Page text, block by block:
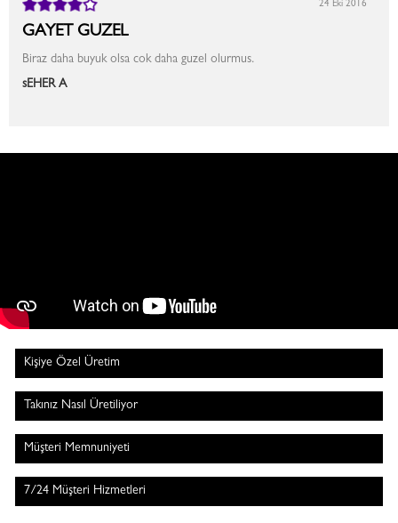
GAYET GUZEL
Biraz daha buyuk olsa cok daha guzel olurmus.
sEHER A
24 Eki 2016
Kişiye Özel Üretim
Takınız Nasıl Üretiliyor
Müşteri Memnuniyeti
7/24 Müşteri Hizmetleri